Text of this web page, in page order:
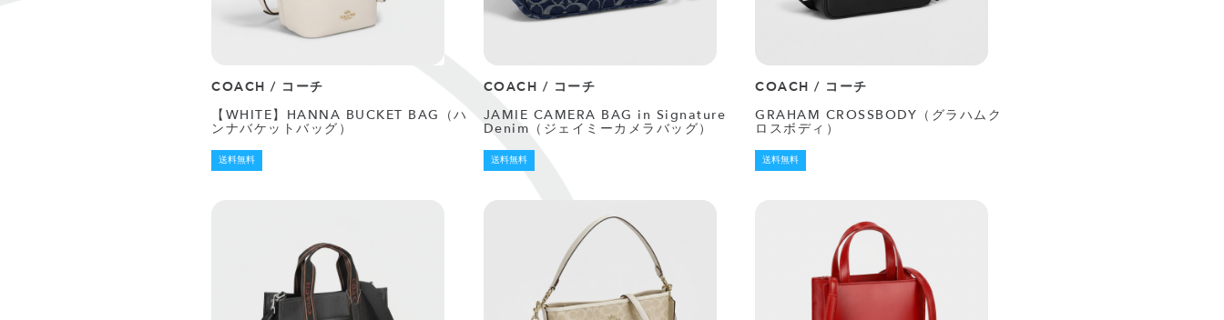
COACH / コーチ
【WHITE】HANNA BUCKET BAG（ハ
ンナバケットバッグ）
送料無料
COACH / コーチ
JAMIE CAMERA BAG in Signature
Denim（ジェイミーカメラバッグ）
送料無料
COACH / コーチ
GRAHAM CROSSBODY（グラハムク
ロスボディ）
送料無料